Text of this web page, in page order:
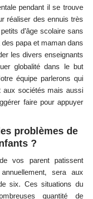
pendant il se trouve
réaliser des ennuis très
d’âge scolaire sans
papa et maman dans
les divers enseignants
globalité dans le but
équipe parlerons qui
aux sociétés mais aussi
faire pour appuyer
problèmes de
?
vos parent patissent
sera aux
six. Ces situations du
quantité de